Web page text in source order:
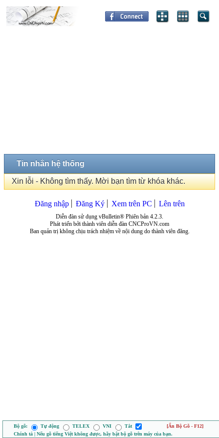
Tin nhắn hệ thống
Xin lỗi - Không tìm thấy. Mời bạn tìm từ khóa khác.
Đăng nhập Đăng Ký Xem trên PC Lên trên
Diễn đàn sử dụng vBulletin® Phiên bản 4.2.3.
Phát triển bởi thành viên diễn đàn CNCProVN.com
Ban quản trị không chịu trách nhiệm về nội dung do thành viên đăng.
Bộ gõ: Tự động TELEX VNI Tắt
[Ẩn Bộ Gõ - F12]
Chính tả | Nếu gõ tiếng Việt không được, hãy bật bộ gõ trên máy của bạn.